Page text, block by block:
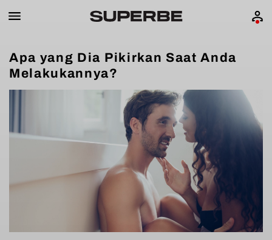
Apa yang Dia Pikirkan Saat Anda
Melakukannya?